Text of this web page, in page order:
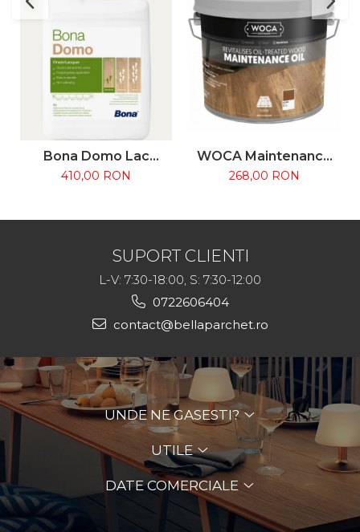
Bona Domo Lac
Parchet
Monocomponent pe
Satinat, 5L
410,00 RON
WOCA Maintenance
Oil 2.5L – Ulei
întreținere parchet
268,00 RON
SUPORT CLIENTI
L-V: 7:30-18:00, S: 7:30-12:00
0722606404
contact@bellaparchet.ro
UNDE NE GASESTI?
UTILE
DATE COMERCIALE